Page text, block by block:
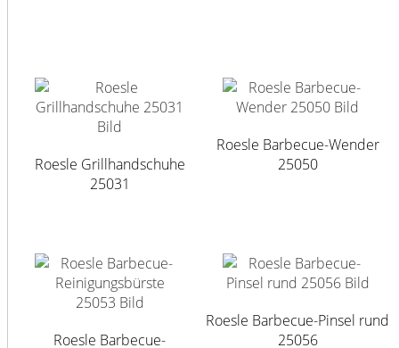
Roesle Grillhandschuhe
25031
Roesle Barbecue-Wender
25050
Roesle Barbecue-
Roesle Barbecue-Pinsel rund
25056